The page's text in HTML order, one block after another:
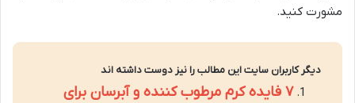
مشورت کنید.
دیگر کاربران سایت این مطالب را نیز دوست داشته اند
۷ فایده کرم مرطوب کننده و آبرسان برای